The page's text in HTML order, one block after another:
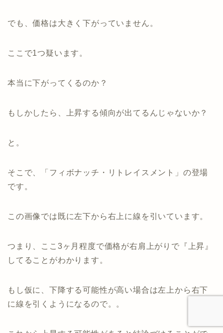
でも、価格は大きく下がっていません。
ここで1つ疑います。
本当に下がってくるのか？
もしかしたら、上昇する傾向が出てるんじゃないか？
と。
そこで、「フィボナッチ・リトレイスメント」の登場
です。
この画像では既に左下から右上に線を引いています。
つまり、ここ3ヶ月程度で価格が右肩上がりで『上昇』
してることがわかります。
もし仮に、下降する可能性が高い場合は左上から右下
に線を引くようになるので。。